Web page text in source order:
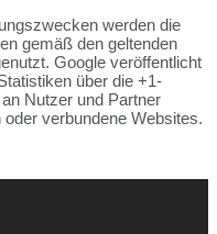
werden die
gemäß den geltenden
Google veröffentlicht
über die +1-
Nutzer und Partner
verbundene Websites.